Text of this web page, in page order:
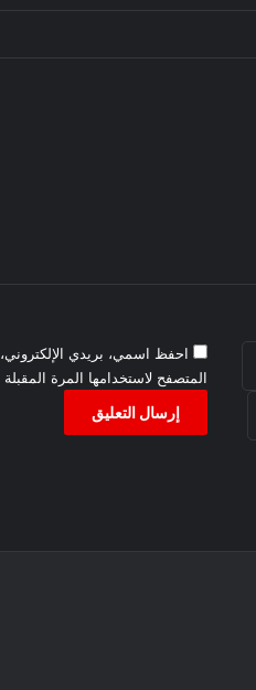
احفظ اسمي، بريدي
المتصفح لاستخدامها المرة